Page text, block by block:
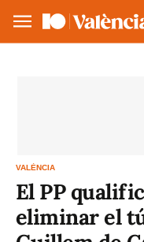
VALÈNCIA
El PP
eliminar el